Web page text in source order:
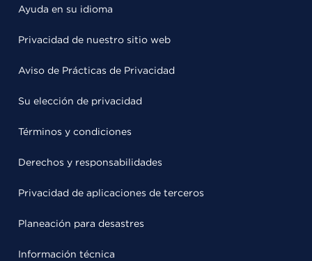
Ayuda en su idioma
Privacidad de nuestro sitio web
Aviso de Prácticas de Privacidad
Su elección de privacidad
Términos y condiciones
Derechos y responsabilidades
Privacidad de aplicaciones de terceros
Planeación para desastres
Información técnica